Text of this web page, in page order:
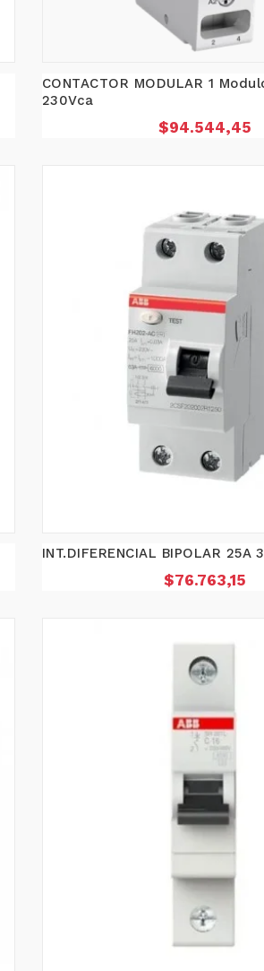
CONTACTOR MODULAR 1
230Vca
Precio
$94.544,45
INT.DIFERENCIAL BIPOLAR 25A
Precio
$76.763,15